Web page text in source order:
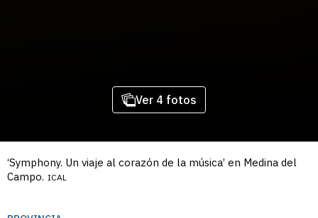
Ver 4 fotos
‘Symphony. Un viaje al corazón de la música’ en Medina del
Campo. ICAL